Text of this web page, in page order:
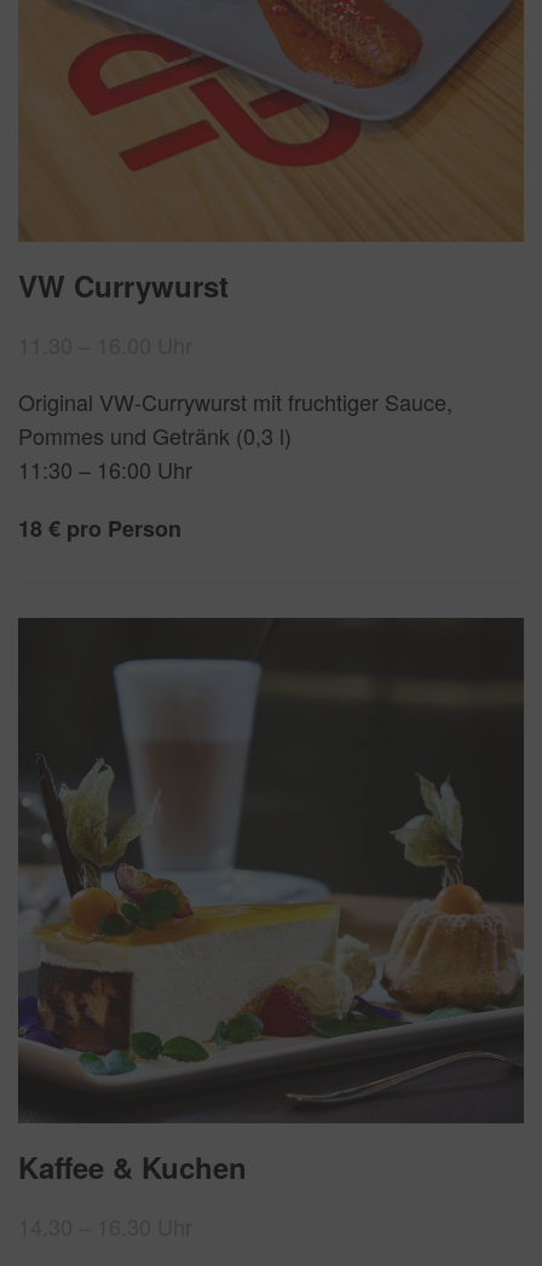
VW Currywurst
Original VW-Currywurst mit fruchtiger Sauce,
Pommes und Getränk (0,3 l)
11:30 – 16:00 Uhr
18 € pro Person
Kaffee & Kuchen